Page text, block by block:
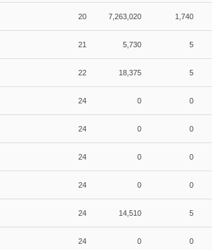
20 7,263,020 1,740
21 5,730 5
22 18,375 5
24 0 0
24 0 0
24 0 0
24 0 0
24 14,510 5
24 0 0